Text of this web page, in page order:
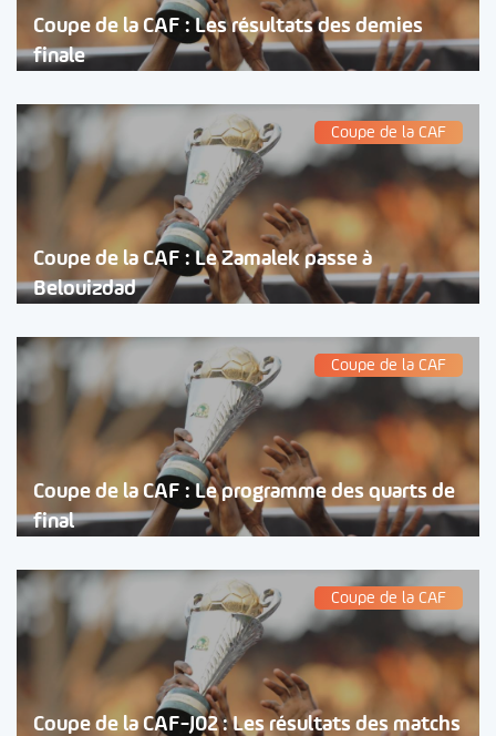
Coupe de la CAF : Les résultats des demies
finale
Coupe de la CAF
Coupe de la CAF : Le Zamalek passe à
Belouizdad
Coupe de la CAF
Coupe de la CAF : Le programme des quarts de
final
Coupe de la CAF
Coupe de la CAF-J02 : Les résultats des matchs